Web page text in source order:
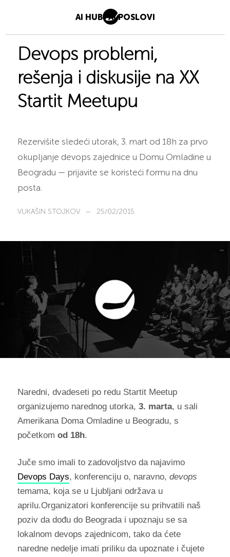
AI HUB AI POSLOVI
Devops problemi,
rešenja i diskusije na XX
Startit Meetupu
Rezervišite sledeći utorak, 3. mart od 18h za prvo
okupljanje devops zajednice u Domu Omladine u
Beogradu — prijavite se koristeći formu na dnu
posta.
VUKAŠIN STOJKOV — 25/02/2015
Naredni, dvadeseti po redu Startit Meetup
organizujemo narednog utorka, 3. marta, u sali
Amerikana Doma Omladine u Beogradu, s
početkom od 18h.
Juče smo imali to zadovoljstvo da najavimo
Devops Days, konferenciju o, naravno, devops
temama, koja se u Ljubljani održava u
aprilu.Organizatori konferencije su prihvatili naš
poziv da dođu do Beograda i upoznaju se sa
lokalnom devops zajednicom, tako da ćete
naredne nedelje imati priliku da upoznate i čujete